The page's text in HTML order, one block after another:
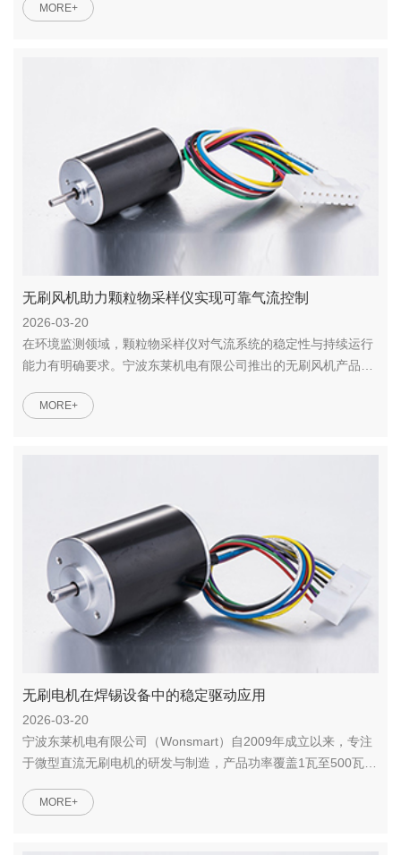
MORE+
无刷风机助力颗粒物采样仪实现可靠气流控制
2026-03-20
在环境监测领域，颗粒物采样仪对气流系统的稳定性与持续运行
能力有明确要求。宁波东莱机电有限公司推出的无刷风机产品，
MORE+
无刷电机在焊锡设备中的稳定驱动应用
2026-03-20
宁波东莱机电有限公司（Wonsmart）自2009年成立以来，专注
于微型直流无刷电机的研发与制造，产品功率覆盖1瓦至500瓦范
MORE+